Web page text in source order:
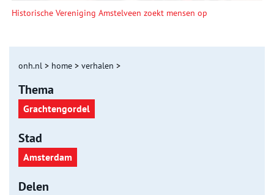
Historische Vereniging Amstelveen zoekt mensen op
onh.nl > home > verhalen >
Thema
Grachtengordel
Stad
Amsterdam
Delen